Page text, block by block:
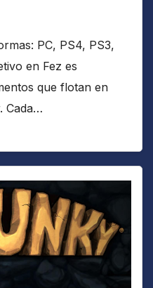
PC, PS4, PS3,
en Fez es
que flotan en
Cada…